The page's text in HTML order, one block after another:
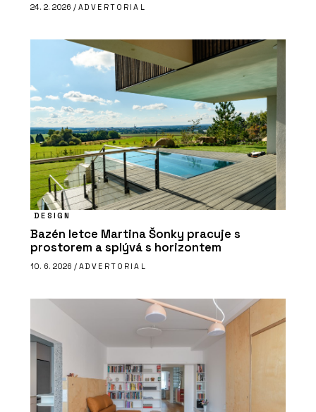
24. 2. 2026 / ADVERTORIAL
DESIGN
Bazén letce Martina Šonky pracuje s
prostorem a splývá s horizontem
10. 6. 2026 / ADVERTORIAL